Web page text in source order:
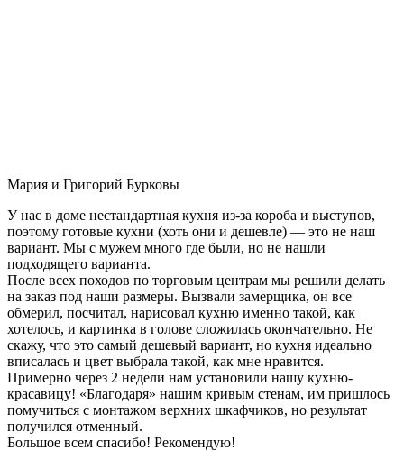
Мария и Григорий Бурковы
У нас в доме нестандартная кухня из-за короба и выступов,
поэтому готовые кухни (хоть они и дешевле) — это не наш
вариант. Мы с мужем много где были, но не нашли
подходящего варианта.
После всех походов по торговым центрам мы решили делать
на заказ под наши размеры. Вызвали замерщика, он все
обмерил, посчитал, нарисовал кухню именно такой, как
хотелось, и картинка в голове сложилась окончательно. Не
скажу, что это самый дешевый вариант, но кухня идеально
вписалась и цвет выбрала такой, как мне нравится.
Примерно через 2 недели нам установили нашу кухню-
красавицу! «Благодаря» нашим кривым стенам, им пришлось
помучиться с монтажом верхних шкафчиков, но результат
получился отменный.
Большое всем спасибо! Рекомендую!